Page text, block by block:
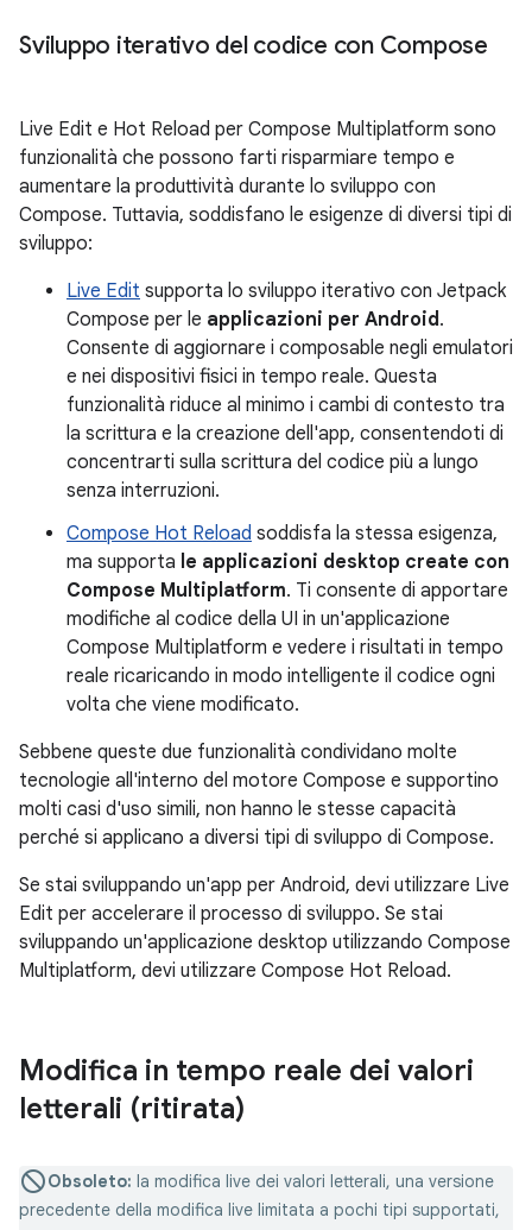
Sviluppo iterativo del codice con Compose
Live Edit e Hot Reload per Compose Multiplatform sono
funzionalità che possono farti risparmiare tempo e
aumentare la produttività durante lo sviluppo con
Compose. Tuttavia, soddisfano le esigenze di diversi tipi di
sviluppo:
Live Edit supporta lo sviluppo iterativo con Jetpack
Compose per le applicazioni per Android .
Consente di aggiornare i composable negli emulatori
e nei dispositivi fisici in tempo reale. Questa
funzionalità riduce al minimo i cambi di contesto tra
la scrittura e la creazione dell'app, consentendoti di
concentrarti sulla scrittura del codice più a lungo
senza interruzioni.
Compose Hot Reload soddisfa la stessa esigenza,
ma supporta le applicazioni desktop create con
Compose Multiplatform. Ti consente di apportare
modifiche al codice della UI in un'applicazione
Compose Multiplatform e vedere i risultati in tempo
reale ricaricando in modo intelligente il codice ogni
volta che viene modificato.
Sebbene queste due funzionalità condividano molte
tecnologie all'interno del motore Compose e supportino
molti casi d'uso simili, non hanno le stesse capacità
perché si applicano a diversi tipi di sviluppo di Compose.
Se stai sviluppando un'app per Android, devi utilizzare Live
Edit per accelerare il processo di sviluppo. Se stai
sviluppando un'applicazione desktop utilizzando Compose
Multiplatform, devi utilizzare Compose Hot Reload.
Modifica in tempo reale dei valori
letterali (ritirata)
Obsoleto: la modifica live dei valori letterali, una versione
precedente della modifica live limitata a pochi tipi supportati,